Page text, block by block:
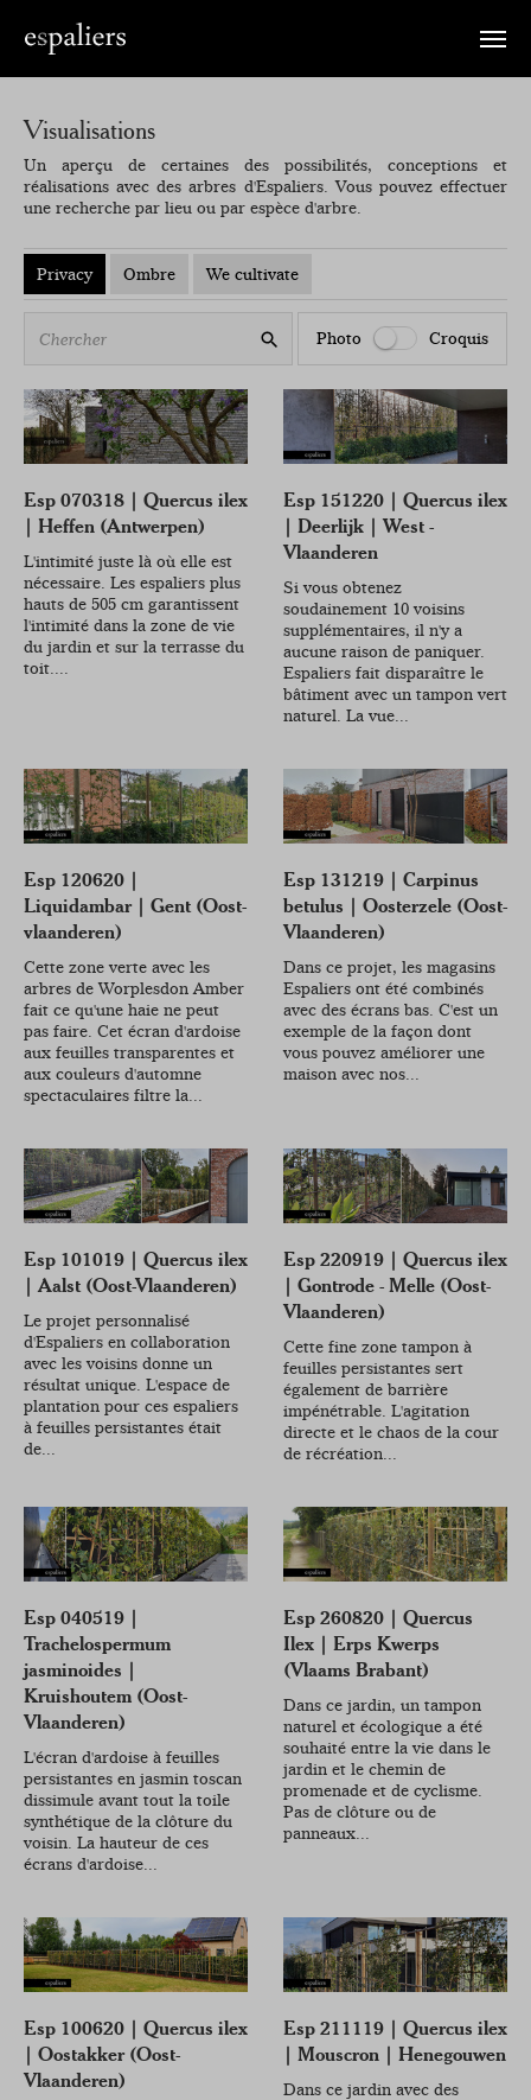
Toggle
Visualisations
Un aperçu de certaines des possibilités, conceptions et
réalisations avec des arbres d'Espaliers. Vous pouvez effectuer
une recherche par lieu ou par espèce d'arbre.
Privacy Ombre We cultivate
Photo
Croquis
Esp 070318 | Quercus ilex
| Heffen (Antwerpen)
L'intimité juste là où elle est
nécessaire. Les espaliers plus
hauts de 505 cm garantissent
l'intimité dans la zone de vie
du jardin et sur la terrasse du
toit....
Esp 151220 | Quercus ilex
| Deerlijk | West -
Vlaanderen
Si vous obtenez
soudainement 10 voisins
supplémentaires, il n'y a
aucune raison de paniquer.
Espaliers fait disparaître le
bâtiment avec un tampon vert
naturel. La vue...
Esp 120620 |
Liquidambar | Gent (Oost-
vlaanderen)
Cette zone verte avec les
arbres de Worplesdon Amber
fait ce qu'une haie ne peut
pas faire. Cet écran d'ardoise
aux feuilles transparentes et
aux couleurs d'automne
spectaculaires filtre la...
Esp 131219 | Carpinus
betulus | Oosterzele (Oost-
Vlaanderen)
Dans ce projet, les magasins
Espaliers ont été combinés
avec des écrans bas. C'est un
exemple de la façon dont
vous pouvez améliorer une
maison avec nos...
Esp 101019 | Quercus ilex
| Aalst (Oost-Vlaanderen)
Le projet personnalisé
d'Espaliers en collaboration
avec les voisins donne un
résultat unique. L'espace de
plantation pour ces espaliers
à feuilles persistantes était
de...
Esp 220919 | Quercus ilex
| Gontrode - Melle (Oost-
Vlaanderen)
Cette fine zone tampon à
feuilles persistantes sert
également de barrière
impénétrable. L'agitation
directe et le chaos de la cour
de récréation...
Esp 040519 |
Trachelospermum
jasminoides |
Kruishoutem (Oost-
Vlaanderen)
L'écran d'ardoise à feuilles
persistantes en jasmin toscan
dissimule avant tout la toile
synthétique de la clôture du
voisin. La hauteur de ces
écrans d'ardoise...
Esp 260820 | Quercus
Ilex | Erps Kwerps
(Vlaams Brabant)
Dans ce jardin, un tampon
naturel et écologique a été
souhaité entre la vie dans le
jardin et le chemin de
promenade et de cyclisme.
Pas de clôture ou de
panneaux...
Esp 100620 | Quercus ilex
| Oostakker (Oost-
Vlaanderen)
Esp 211119 | Quercus ilex
| Mouscron | Henegouwen
Dans ce jardin avec des